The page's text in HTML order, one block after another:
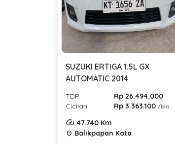
SUZUKI ERTIGA 1.5L GX
AUTOMATIC 2014
TDP
Rp 26.494.000
Cicilan
Rp 3.363.100/bln
47.740 Km
location_on Balikpapan Kota